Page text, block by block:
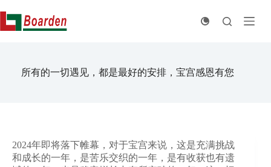
至
内
所有的一切遇见，都是最好的安排，宝宫感恩有您
2024年即将落下帷幕，对于宝宫来说，这是充满挑战
和成长的一年，是苦乐交织的一年，是有收获也有遗